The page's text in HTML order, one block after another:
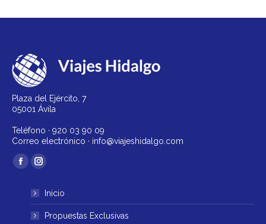
Plaza del Ejército, 7
05001 Ávila
Teléfono · 920 03 90 09
Correo electrónico · info@viajeshidalgo.com
Encuéntranos en:
Facebook
abre
Instagram
se
abre
Inicio
Propuestas Exclusivas